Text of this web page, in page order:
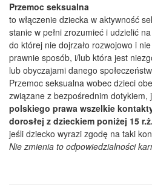
Przemoc seksualna
to włączenie dziecka w aktywność
stanie w pełni zrozumieć i udzielić
do której nie dojrzało rozwojowo i
prawnie sposób, i/lub która jest
lub obyczajami danego
Przemoc seksualna wobec dzieci
związane z bezpośrednim dotykiem,
polskiego prawa wszelkie
dorosłej z dzieckiem poniżej 15
jeśli dziecko wyrazi zgodę na taki
Nie zmienia to odpowiedzialności